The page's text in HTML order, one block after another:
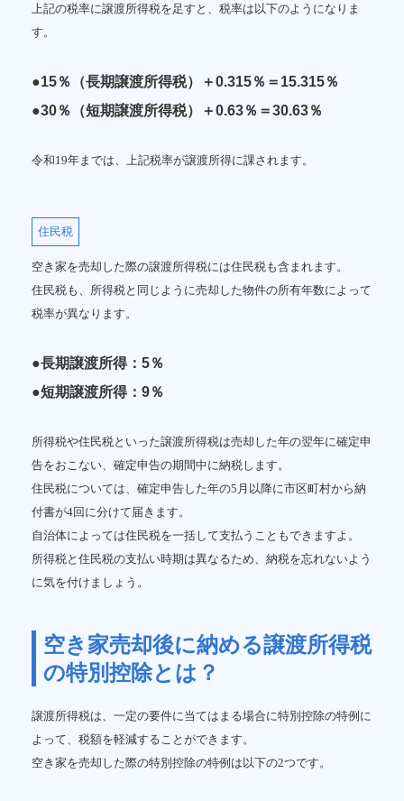
上記の税率に譲渡所得税を足すと、税率は以下のようになりま
す。
●15％（長期譲渡所得税）＋0.315％＝15.315％
●30％（短期譲渡所得税）＋0.63％＝30.63％
令和19年までは、上記税率が譲渡所得に課されます。
住民税
空き家を売却した際の譲渡所得税には住民税も含まれます。
住民税も、所得税と同じように売却した物件の所有年数によって
税率が異なります。
●長期譲渡所得：5％
●短期譲渡所得：9％
所得税や住民税といった譲渡所得税は売却した年の翌年に確定申
告をおこない、確定申告の期間中に納税します。
住民税については、確定申告した年の5月以降に市区町村から納
付書が4回に分けて届きます。
自治体によっては住民税を一括して支払うこともできますよ。
所得税と住民税の支払い時期は異なるため、納税を忘れないよう
に気を付けましょう。
空き家売却後に納める譲渡所得税
の特別控除とは？
譲渡所得税は、一定の要件に当てはまる場合に特別控除の特例に
よって、税額を軽減することができます。
空き家を売却した際の特別控除の特例は以下の2つです。